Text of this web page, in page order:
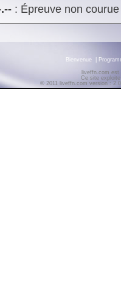
: Épreuve non
Bienvenue
liveffn.com est
Ce site
© 2011 liveffn.com version :